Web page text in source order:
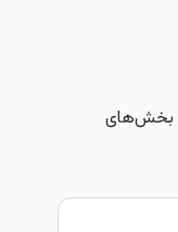
بخش‌های